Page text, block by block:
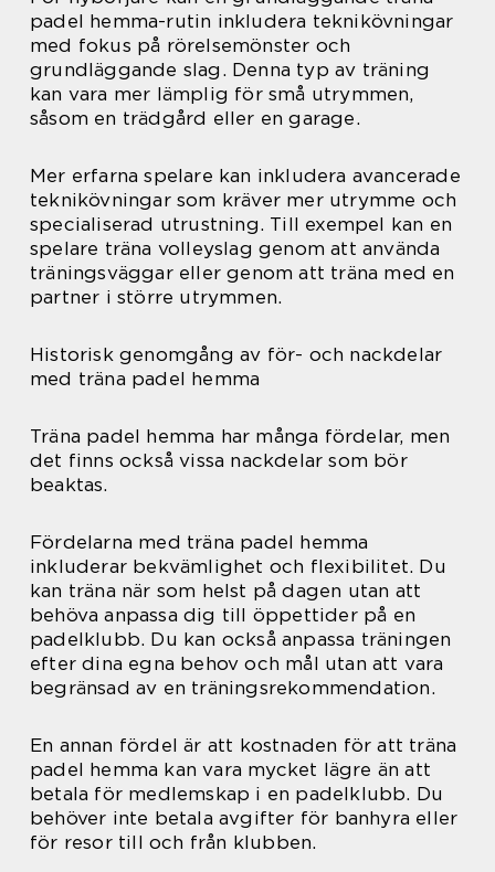
padel hemma-rutin inkludera teknikövningar
med fokus på rörelsemönster och
grundläggande slag. Denna typ av träning
kan vara mer lämplig för små utrymmen,
såsom en trädgård eller en garage.
Mer erfarna spelare kan inkludera avancerade
teknikövningar som kräver mer utrymme och
specialiserad utrustning. Till exempel kan en
spelare träna volleyslag genom att använda
träningsväggar eller genom att träna med en
partner i större utrymmen.
Historisk genomgång av för- och nackdelar
med träna padel hemma
Träna padel hemma har många fördelar, men
det finns också vissa nackdelar som bör
beaktas.
Fördelarna med träna padel hemma
inkluderar bekvämlighet och flexibilitet. Du
kan träna när som helst på dagen utan att
behöva anpassa dig till öppettider på en
padelklubb. Du kan också anpassa träningen
efter dina egna behov och mål utan att vara
begränsad av en träningsrekommendation.
En annan fördel är att kostnaden för att träna
padel hemma kan vara mycket lägre än att
betala för medlemskap i en padelklubb. Du
behöver inte betala avgifter för banhyra eller
för resor till och från klubben.